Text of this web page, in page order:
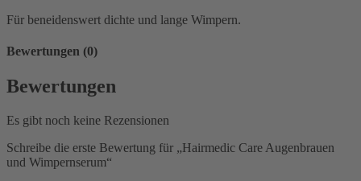
Für beneidenswert dichte und lange Wimpern.
Bewertungen (0)
Bewertungen
Es gibt noch keine Rezensionen
Schreibe die erste Bewertung für „Hairmedic Care Augenbrauen
und Wimpernserum“